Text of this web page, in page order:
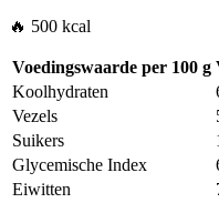
🔥 500 kcal
Voedingswaarde per 100 g
Koolhydraten
Vezels
Suikers
Glycemische Index
Eiwitten